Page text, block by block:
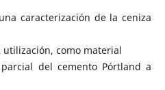
caracterización de la ceniza
como material
del cemento Pórtland a